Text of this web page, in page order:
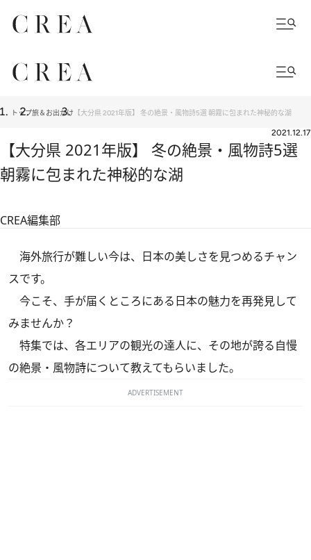
トップ旅＆お出かけ 【大分県 2021年版】 冬の絶景・風物詩5選 朝霧に包まれた神秘的な湖
2021.12.17
【大分県 2021年版】 冬の絶景・風物詩5選
朝霧に包まれた神秘的な湖
CREA編集部
海外旅行が難しい今は、日本の美しさを見つめるチャン
スです。
今こそ、手が届くところにある日本の魅力を再発見して
みませんか？
特集では、各エリアの観光の達人に、その地が誇る自慢
の絶景・風物詩について教えてもらいました。
ADVERTISEMENT